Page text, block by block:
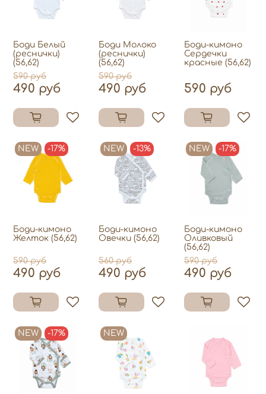
Боди Белый
(реснички)
(56,62)
590 руб
490 руб
Боди Молоко
(реснички)
(56,62)
590 руб
490 руб
Боди-кимоно
Сердечки
красные (56,62)
590 руб
NEW -17%
Боди-кимоно
Желток (56,62)
590 руб
490 руб
NEW -13%
Боди-кимоно
Овечки (56,62)
560 руб
490 руб
NEW -17%
Боди-кимоно
Оливковый
(56,62)
590 руб
490 руб
NEW -17% NEW